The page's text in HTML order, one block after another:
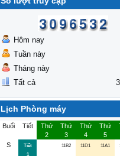
Hôm nay
Tuần này
Tháng này
Tất cả
Lịch Phòng máy
Buổi Tiết
Thứ
2
Thứ
3
Thứ
4
Thứ
5
S
Tiết
1
11B2 11D1 11A1